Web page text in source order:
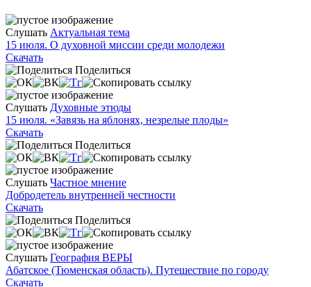
Слушать Актуальная тема
15 июля. О духовной миссии среди молодежи
Скачать
Поделиться
Слушать Духовные этюды
15 июля. «Завязь на яблонях, незрелые плоды»
Скачать
Поделиться
Слушать Частное мнение
Добродетель внутренней честности
Скачать
Поделиться
Слушать География ВЕРЫ
Абатское (Тюменская область). Путешествие по городу
Скачать